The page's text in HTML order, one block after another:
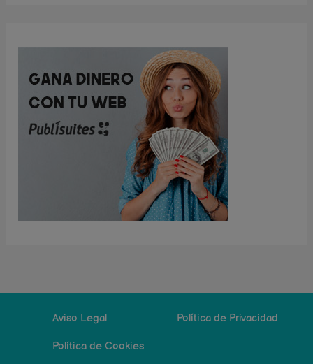
Aviso Legal Política de Privacidad
Política de Cookies